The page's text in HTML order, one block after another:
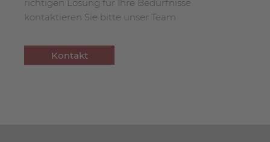
richtigen Lösung für Ihre Bedürfnisse
kontaktieren Sie bitte unser Team
Kontakt